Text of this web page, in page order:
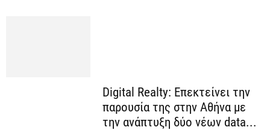
Digital Realty: Επεκτείνει την
παρουσία της στην Αθήνα με
την ανάπτυξη δύο νέων data...